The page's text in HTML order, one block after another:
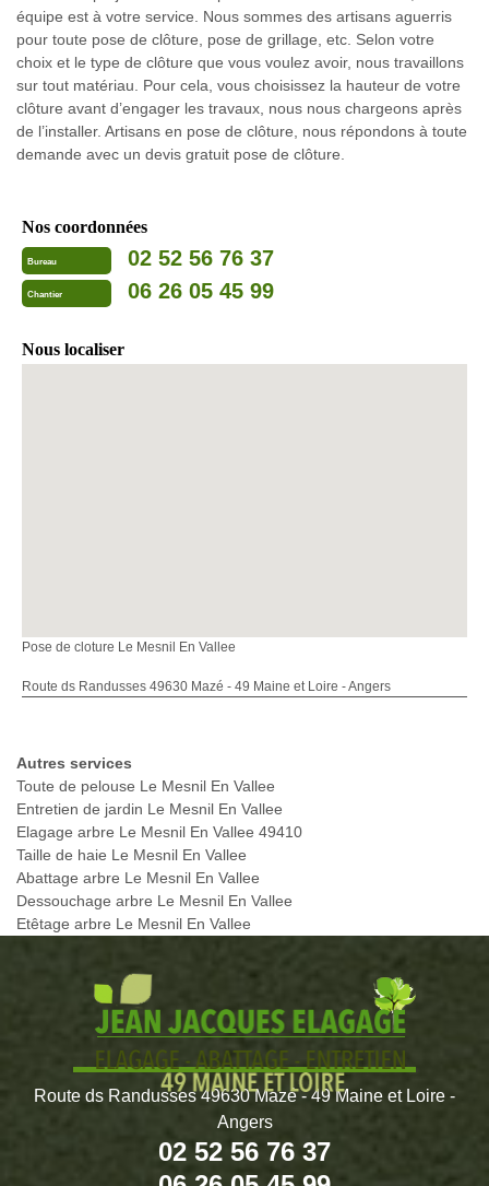
équipe est à votre service. Nous sommes des artisans aguerris
pour toute pose de clôture, pose de grillage, etc. Selon votre
choix et le type de clôture que vous voulez avoir, nous travaillons
sur tout matériau. Pour cela, vous choisissez la hauteur de votre
clôture avant d’engager les travaux, nous nous chargeons après
de l’installer. Artisans en pose de clôture, nous répondons à toute
demande avec un devis gratuit pose de clôture.
Nos coordonnées
Bureau 02 52 56 76 37
Chantier 06 26 05 45 99
Nous localiser
Pose de cloture Le Mesnil En Vallee
Route ds Randusses 49630 Mazé - 49 Maine et Loire - Angers
Autres services
Toute de pelouse Le Mesnil En Vallee
Entretien de jardin Le Mesnil En Vallee
Elagage arbre Le Mesnil En Vallee 49410
Taille de haie Le Mesnil En Vallee
Abattage arbre Le Mesnil En Vallee
Dessouchage arbre Le Mesnil En Vallee
Etêtage arbre Le Mesnil En Vallee
Route ds Randusses 49630 Mazé - 49 Maine et Loire -
Angers
02 52 56 76 37